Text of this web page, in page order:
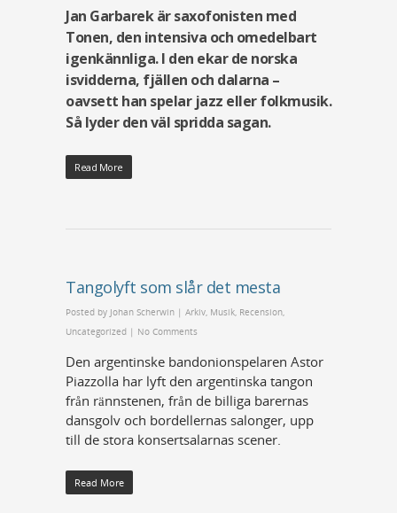
Jan Garbarek är saxofonisten med
Tonen, den intensiva och omedelbart
igenkännliga. I den ekar de norska
isvidderna, fjällen och dalarna –
oavsett han spelar jazz eller folkmusik.
Så lyder den väl spridda sagan.
Read More
Tangolyft som slår det mesta
Posted by Johan Scherwin | Arkiv Musik Recension
Uncategorized | No Comments
Den argentinske bandonionspelaren Astor
Piazzolla har lyft den argentinska tangon
från rännstenen, från de billiga barernas
dansgolv och bordellernas salonger, upp
till de stora konsertsalarnas scener.
Read More